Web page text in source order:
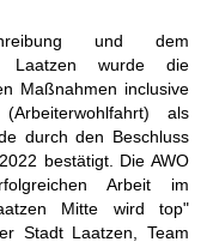
und dem
Laatzen wurde die
Maßnahmen inclusive
als
durch den Beschluss
bestätigt. Die AWO
Arbeit im
Mitte wird top"
Stadt Laatzen, Team